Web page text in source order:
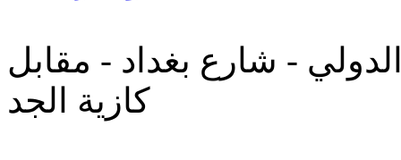
- شارع بغداد - مقابل
كازية الجد